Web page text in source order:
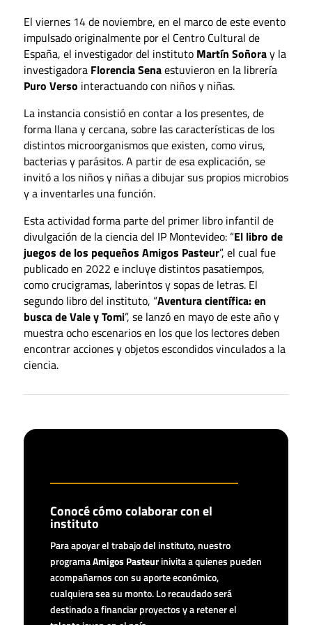
El viernes 14 de noviembre, en el marco de este evento
impulsado originalmente por el Centro Cultural de
España, el investigador del instituto Martín Soñoray la
investigadora Florencia Senaestuvieron en la librería
Puro Verso interactuando con niños y niñas.
La instancia consistió en contar a los presentes, de
forma llana y cercana, sobre las características de los
distintos microorganismos que existen, como virus,
bacterias y parásitos. A partir de esa explicación, se
invitó a los niños y niñas a dibujar sus propios microbios
y a inventarles una función.
Esta actividad forma parte del primer libro infantil de
divulgación de la ciencia del IP Montevideo: “El libro de
juegos de los pequeños Amigos Pasteur”, el cual fue
publicado en 2022 e incluye distintos pasatiempos,
como crucigramas, laberintos y sopas de letras. El
segundo libro del instituto, “Aventura científica: en
busca de Vale y Tomi”, se lanzó en mayo de este año y
muestra ocho escenarios en los que los lectores deben
encontrar acciones y objetos escondidos vinculados a la
ciencia.
Conocé cómo colaborar con el
instituto
Para apoyar el trabajo del instituto, nuestro
programaAmigos Pasteur inivita a quienes pueden
acompañarnos con su aporte económico,
cualquiera sea su monto. Lo recaudado será
destinado a financiar proyectos y a retener el